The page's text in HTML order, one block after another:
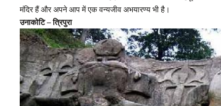
मंदिर हैं और अपने आप में एक वन्यजीव अभयारण्य भी है।
उनाकोटि – त्रिपुरा